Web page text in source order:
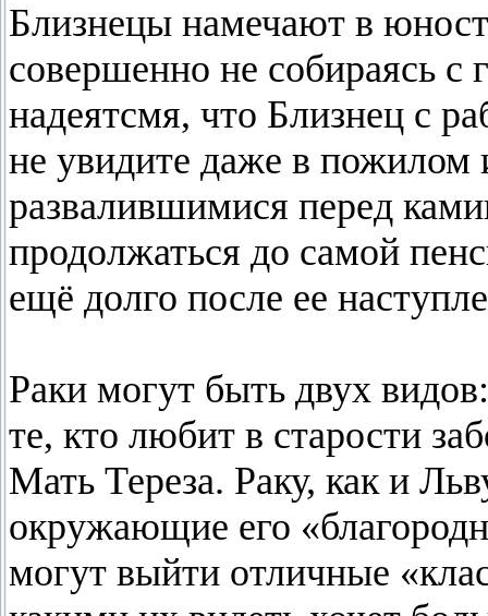
Близнецы намечают в
совершенно не собираясь с
надеятсмя, что Близнец с
не увидите даже в
развалившимися перед
продолжаться до самой
ещё долго после ее
Раки могут быть двух
те, кто любит в старости
Мать Тереза. Раку, как и
окружающие его
могут выйти отличные